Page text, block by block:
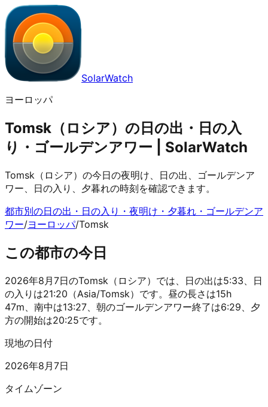
SolarWatch
ヨーロッパ
Tomsk（ロシア）の日の出・日の入
り・ゴールデンアワー | SolarWatch
Tomsk（ロシア）の今日の夜明け、日の出、ゴールデンア
ワー、日の入り、夕暮れの時刻を確認できます。
都市別の日の出・日の入り・夜明け・夕暮れ・ゴールデンア
ワー/ヨーロッパ/Tomsk
この都市の今日
2026年8月7日のTomsk（ロシア）では、日の出は5:33、日
の入りは21:20（Asia/Tomsk）です。昼の長さは15h
47m、南中は13:27、朝のゴールデンアワー終了は6:29、夕
方の開始は20:25です。
現地の日付
2026年8月7日
タイムゾーン